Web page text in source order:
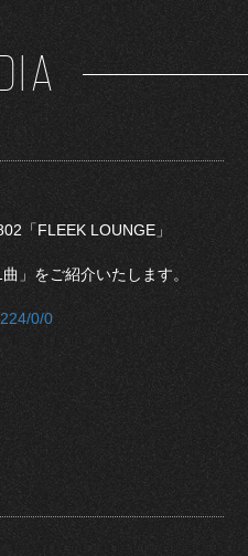
「FLEEK LOUNGE」
」をご紹介いたします。
0/0